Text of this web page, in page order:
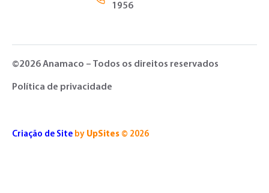
1956
©2026 Anamaco – Todos os direitos reservados
Política de privacidade
Criação de Site by UpSites © 2026